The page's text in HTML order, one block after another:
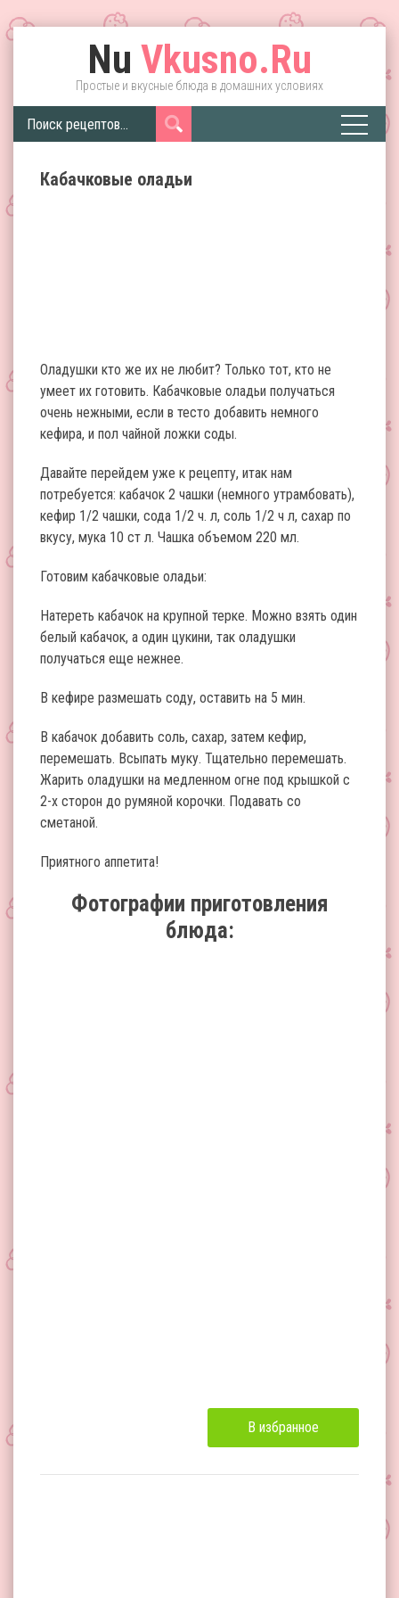
Nu Vkusno.Ru
Простые и вкусные блюда в домашних условиях
Кабачковые оладьи
Оладушки кто же их не любит? Только тот, кто не
умеет их готовить. Кабачковые оладьи получаться
очень нежными, если в тесто добавить немного
кефира, и пол чайной ложки соды.
Давайте перейдем уже к рецепту, итак нам
потребуется: кабачок 2 чашки (немного утрамбовать),
кефир 1/2 чашки, сода 1/2 ч. л, соль 1/2 ч л, сахар по
вкусу, мука 10 ст л. Чашка объемом 220 мл.
Готовим кабачковые оладьи:
Натереть кабачок на крупной терке. Можно взять один
белый кабачок, а один цукини, так оладушки
получаться еще нежнее.
В кефире размешать соду, оставить на 5 мин.
В кабачок добавить соль, сахар, затем кефир,
перемешать. Всыпать муку. Тщательно перемешать.
Жарить оладушки на медленном огне под крышкой с
2-х сторон до румяной корочки. Подавать со
сметаной.
Приятного аппетита!
Фотографии приготовления
блюда:
В избранное